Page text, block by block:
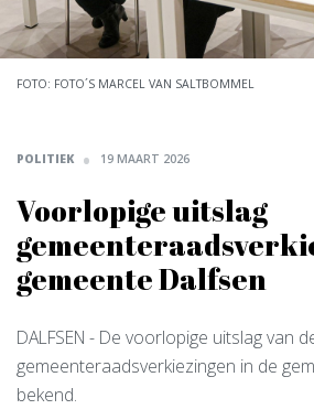
FOTO: FOTO´S MARCEL VAN SALTBOMMEL
POLITIEK 19 MAART 2026
Voorlopige uitslag
gemeente Dalfsen
DALFSEN - De voorlopige uitslag van
gemeenteraadsverkiezingen in de
bekend.